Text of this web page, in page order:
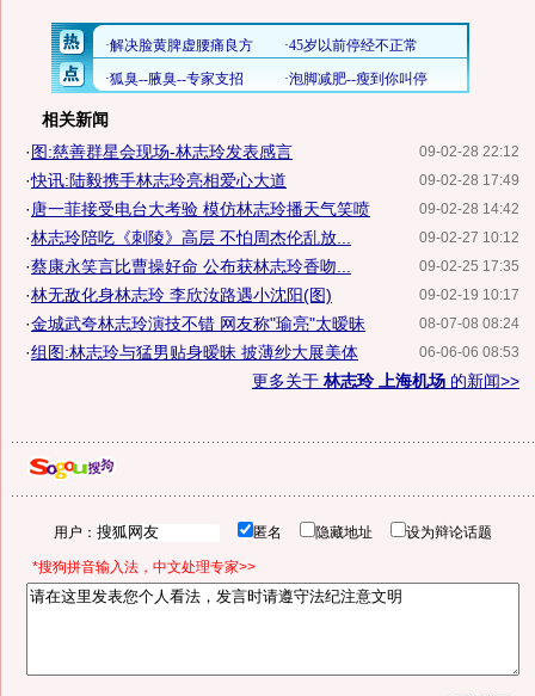
相关新闻
09-02-28 22:12
·图:慈善群星会现场-林志玲发表感言
09-02-28 17:49
·快讯:陆毅携手林志玲亮相爱心大道
09-02-28 14:42
· 唐一菲接受电台大考验 模仿林志玲播天气笑喷
09-02-27 10:12
·林志玲陪吃《刺陵》高层 不怕周杰伦乱放...
09-02-25 17:35
·蔡康永笑言比曹操好命 公布获林志玲香吻...
09-02-19 10:17
·林无敌化身林志玲 李欣汝路遇小沈阳(图)
08-07-08 08:24
·金城武夸林志玲演技不错 网友称"瑜亮"太暧昧
06-06-06 08:53
·组图:林志玲与猛男贴身暧昧 披薄纱大展美体
更多关于 林志玲 上海机场 的新闻>>
用户： 匿名 隐藏地址 设为辩论话题
*搜狗拼音输入法，中文处理专家>>